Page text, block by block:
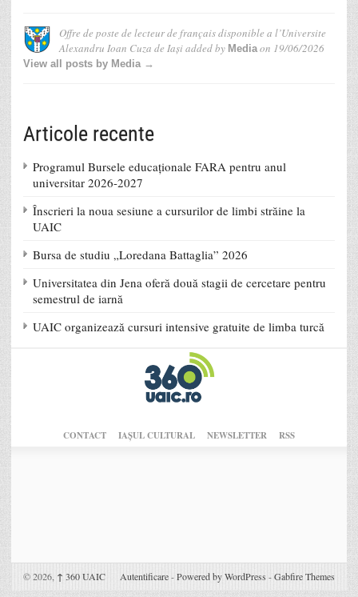
Offre de poste de lecteur de français disponible a l’Universite
Alexandru Ioan Cuza de Iașiadded by Mediaon 19/06/2026
View all posts by Media →
Articole recente
Programul Bursele educaționale FARA pentru anul
universitar 2026-2027
Înscrieri la noua sesiune a cursurilor de limbi străine la
UAIC
Bursa de studiu „Loredana Battaglia” 2026
Universitatea din Jena oferă două stagii de cercetare pentru
semestrul de iarnă
UAIC organizează cursuri intensive gratuite de limba turcă
CONTACT IAŞUL CULTURAL NEWSLETTER RSS
© 2026, ↑ 360 UAIC Autentificare-Powered by WordPress -Gabfire Themes